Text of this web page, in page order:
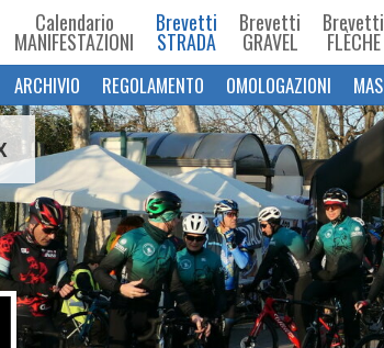
Calendario
MANIFESTAZIONI
Brevetti
STRADA
Brevetti
GRAVEL
Brevetti
FLÈCHE
ARCHIVIO REGOLAMENTO OMOLOGAZIONI